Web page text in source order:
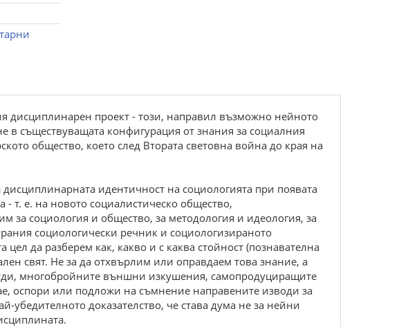
дисциплинарен проект - този, направил възможно нейното
в съществуващата конфигурация от знания за социалния
общество, което след Втората световна война до края на
идентичност на социологията при появата
- т. е. на новото социалистическо общество,
за социология и общество, за методология и идеология, за
социологически речник и социологизираното
да разберем как, какво и с каква стойност (познавателна
свят. Не за да отхвърлим или оправдаем това знание, а
многобройните външни изкушения, самопродуциращите
оспори или подложи на съмнение направените изводи за
убедителното доказателство, че става дума не за нейни